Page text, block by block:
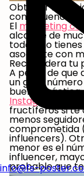
info@fs-
Obtener
con influencers
El marketing
alcance de
todo, ¿no
asociarte con
Reconsidera tu
A pesar de que
un gran
buena
Instagram de
fructíferos si te
menos
comprometida
influencers).
menor es el
influencer,
probable que